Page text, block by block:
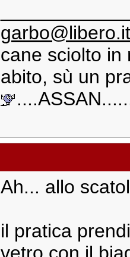
garbo@libero.it
cane sciolto in
abito, sù un
Ah... allo
il pratica